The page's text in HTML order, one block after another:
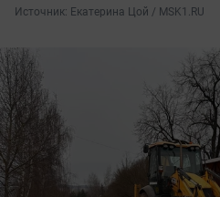
Источник: Екатерина Цой / MSK1.RU